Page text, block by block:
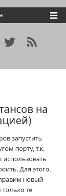
на
запустить
порту, т.к.
использовать
Для этого,
новый
те